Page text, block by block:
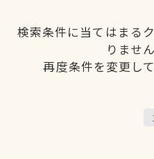
検索条件に当てはまる
りませ
再度条件を変更し